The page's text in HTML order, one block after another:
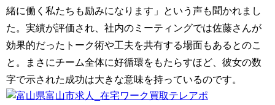
緒に働く私たちも励みになります」という声も聞かれまし
た。実績が評価され、社内のミーティングでは佐藤さんが
効果的だったトーク術や工夫を共有する場面もあるとのこ
と。まさにチーム全体に好循環をもたらすほど、彼女の数
字で示された成功は大きな意味を持っているのです。